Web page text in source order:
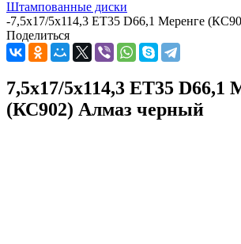
Штампованные диски
-7,5x17/5x114,3 ET35 D66,1 Меренге
Поделиться
7,5x17/5x114,3 ET35 D66,1
(КС902) Алмаз черный